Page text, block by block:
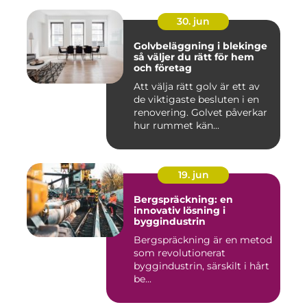
30. jun
Golvbeläggning i blekinge
så väljer du rätt för hem
och företag
Att välja rätt golv är ett av
de viktigaste besluten i en
renovering. Golvet påverkar
hur rummet kän...
19. jun
Bergspräckning: en
innovativ lösning i
byggindustrin
Bergspräckning är en metod
som revolutionerat
byggindustrin, särskilt i hårt
be...